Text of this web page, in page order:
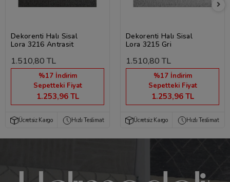
Dekorenti Halı Sisal
Lora 3216 Antrasit
1.510,80 TL
%17 İndirim
Sepetteki Fiyat
1.253,96 TL
Ücretsiz Kargo Hızlı Teslimat
Dekorenti Halı Sisal
Lora 3215 Gri
1.510,80 TL
%17 İndirim
Sepetteki Fiyat
1.253,96 TL
Ücretsiz Kargo Hızlı Teslimat